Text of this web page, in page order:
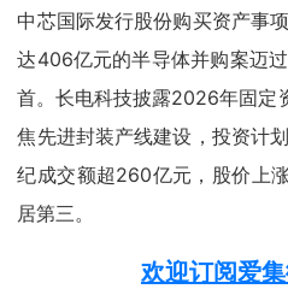
中芯国际发行股份购买资产事
达406亿元的半导体并购案迈
首。长电科技披露2026年固定
焦先进封装产线建设，投资计
纪成交额超260亿元，股价上
居第三。
欢迎订阅爱